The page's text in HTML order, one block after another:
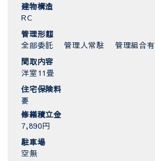
建物構造
RC
管理形態
全部委託 管理人常駐 管理組合有
間取内容
洋室11畳
住宅保険料
要
修繕積立金
7,890円
駐車場
空無